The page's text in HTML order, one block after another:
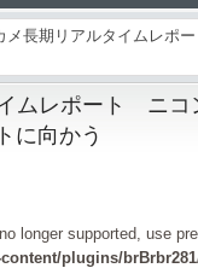
メ長期リアルタイムレポ
ムレポート ニコ
に向かう
longer supported, use
plugins/